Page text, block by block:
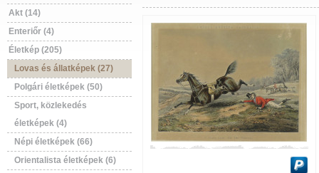
Akt (14)
Enteriőr (4)
Életkép (205)
Lovas és állatképek (27)
Polgári életképek (50)
Sport, közlekedés
életképek (4)
Népi életképek (66)
Orientalista életképek (6)